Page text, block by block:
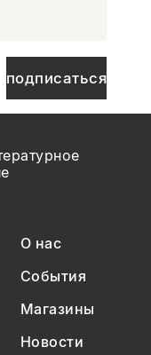
подписаться
О нас
События
Магазины
Новости